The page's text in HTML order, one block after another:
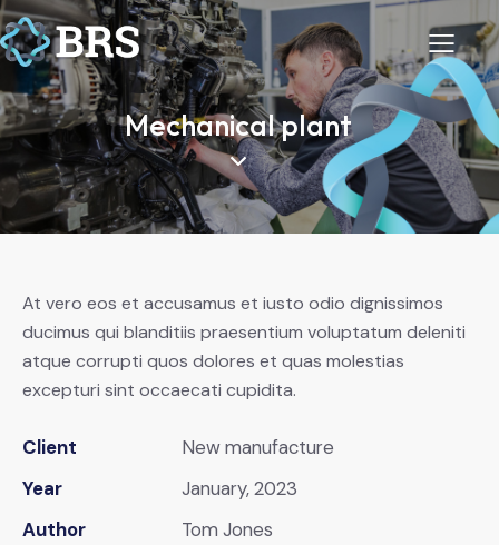
Mechanical plant
At vero eos et accusamus et iusto odio dignissimos
ducimus qui blanditiis praesentium voluptatum deleniti
atque corrupti quos dolores et quas molestias
excepturi sint occaecati cupidita.
Client
New manufacture
Year
January, 2023
Author
Tom Jones